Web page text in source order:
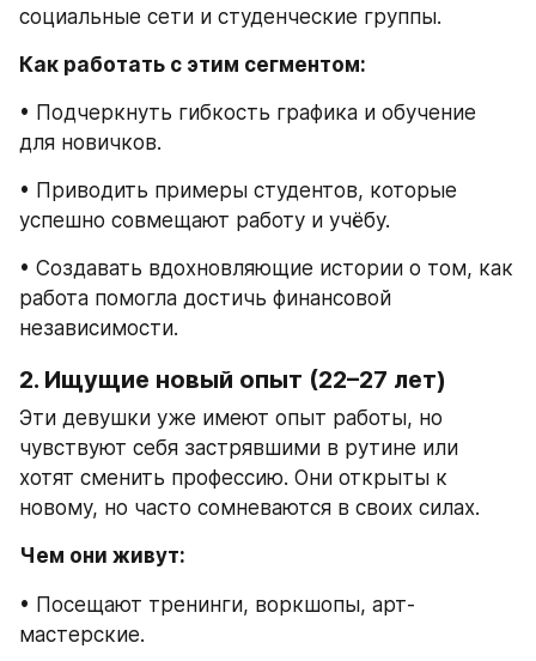
социальные сети и студенческие группы.
Как работать с этим сегментом:
• Подчеркнуть гибкость графика и обучение
для новичков.
• Приводить примеры студентов, которые
успешно совмещают работу и учёбу.
• Создавать вдохновляющие истории о том, как
работа помогла достичь финансовой
независимости.
2. Ищущие новый опыт (22–27 лет)
Эти девушки уже имеют опыт работы, но
чувствуют себя застрявшими в рутине или
хотят сменить профессию. Они открыты к
новому, но часто сомневаются в своих силах.
Чем они живут:
• Посещают тренинги, воркшопы, арт-
мастерские.